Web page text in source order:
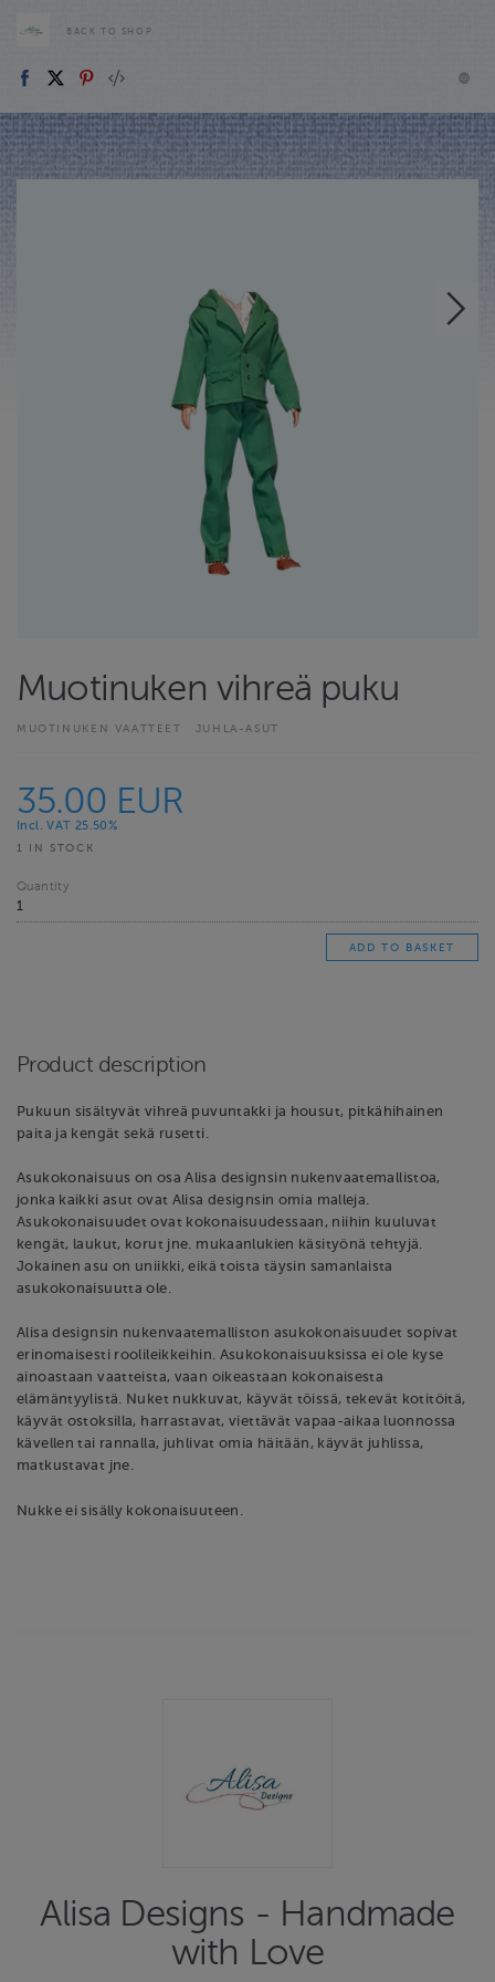
BACK TO SHOP
Muotinuken vihreä puku
MUOTINUKEN VAATTEET JUHLA-ASUT
35.00 EUR
Incl. VAT 25.50%
1 IN STOCK
Quantity
Product description
Pukuun sisältyvät vihreä puvuntakki ja housut, pitkähihainen
paita ja kengät sekä rusetti.
Asukokonaisuus on osa Alisa designsin nukenvaatemallistoa,
jonka kaikki asut ovat Alisa designsin omia malleja.
Asukokonaisuudet ovat kokonaisuudessaan, niihin kuuluvat
kengät, laukut, korut jne. mukaanlukien käsityönä tehtyjä.
Jokainen asu on uniikki, eikä toista täysin samanlaista
asukokonaisuutta ole.
Alisa designsin nukenvaatemalliston asukokonaisuudet sopivat
erinomaisesti roolileikkeihin. Asukokonaisuuksissa ei ole kyse
ainoastaan vaatteista, vaan oikeastaan kokonaisesta
elämäntyylistä. Nuket nukkuvat, käyvät töissä, tekevät kotitöitä,
käyvät ostoksilla, harrastavat, viettävät vapaa-aikaa luonnossa
kävellen tai rannalla, juhlivat omia häitään, käyvät juhlissa,
matkustavat jne.
Nukke ei sisälly kokonaisuuteen.
Alisa Designs - Handmade
with Love